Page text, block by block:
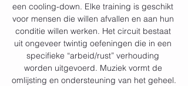
een cooling-down. Elke training is geschikt
voor mensen die willen afvallen en aan hun
conditie willen werken. Het circuit bestaat
uit ongeveer twintig oefeningen die in een
specifieke “arbeid/rust” verhouding
worden uitgevoerd. Muziek vormt de
omlijsting en ondersteuning van het geheel.